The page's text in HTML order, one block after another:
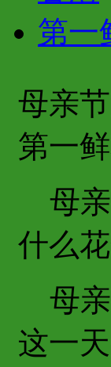
第一
母亲
第一
母亲
什么
母亲
这一